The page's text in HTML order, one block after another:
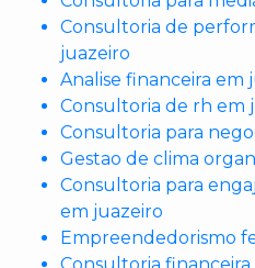
Consultoria de
juazeiro
Analise financeira em
Consultoria de rh em
Consultoria para
Gestao de clima
Consultoria para
em juazeiro
Empreendedorismo